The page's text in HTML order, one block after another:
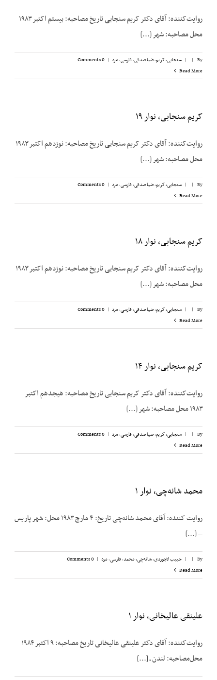
روایت‌‌کننده: آقای دکتر کریم سنجابی تاریخ مصاحبه: بیستم اکتبر ۱۹۸۳
محل مصاحبه: شهر [...]
By
|
| سنجابی، کریم,ضیا صدقی,فارسی,مرد |
0 Comments
Read More
کریم سنجابی، نوار ۱۹
روایت‌‌کننده: آقای دکتر کریم سنجابی تاریخ مصاحبه: نوزدهم اکتبر ۱۹۸۳
محل مصاحبه: شهر [...]
By
|
| سنجابی، کریم,ضیا صدقی,فارسی,مرد |
0 Comments
Read More
کریم سنجابی، نوار ۱۸
روایت‌‌کننده: آقای دکتر کریم سنجابی تاریخ مصاحبه: نوزدهم اکتبر ۱۹۸۳
محل مصاحبه: شهر [...]
By
|
| سنجابی، کریم,ضیا صدقی,فارسی,مرد |
0 Comments
Read More
کریم سنجابی، نوار ۱۴
روایت‌‌کننده: آقای دکتر کریم سنجابی تاریخ مصاحبه: هیجدهم اکتبر
۱۹۸۳ محل مصاحبه: شهر [...]
By
|
| سنجابی، کریم,ضیا صدقی,فارسی,مرد |
0 Comments
Read More
محمد شانه‌چی، نوار ۱
روایت کننده: آقای محمد شانه‌چی تاریخ: ۴ مارچ ۱۹۸۳ محل: شهر پاریس
– [...]
By
|
| حبیب لاجوردی,شانه‌چی، محمد,فارسی,مرد |
0 Comments
Read More
علینقی عالیخانی، نوار ۱
روایت‌کننده: آقای دکتر علینقی عالیخانی تاریخ مصاحبه: ۹ اکتبر ۱۹۸۴
محل‌مصاحبه: لندن ـ [...]